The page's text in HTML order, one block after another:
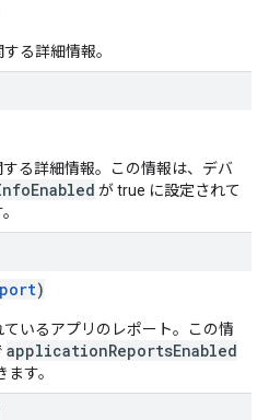
る詳細情報。
る詳細情報。この情報は、デバ
が true に設定されて
)
いるアプリのレポート。この情
applicationReportsEnabled
す。